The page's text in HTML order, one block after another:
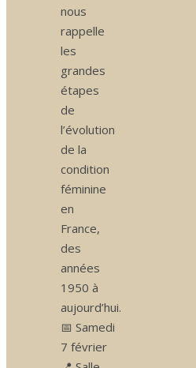
nous
rappelle
les
grandes
étapes
de
l’évolution
de la
condition
féminine
en
France,
des
années
1950 à
aujourd’hui.
📅 Samedi
7 février